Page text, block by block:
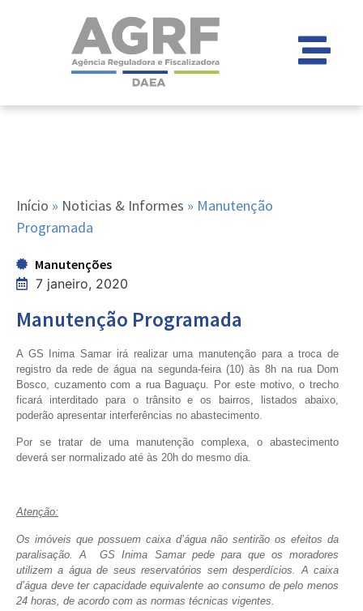
Início » Noticias & Informes » Manutenção
Programada
Manutenções
7 janeiro, 2020
Manutenção Programada
A GS Inima Samar irá realizar uma manutenção para a troca de
registro da rede de água na segunda-feira (10) às 8h na rua Dom
Bosco, cuzamento com a rua Baguaçu. Por este motivo, o trecho
ficará interditado para o trânsito e os bairros, listados abaixo,
poderão apresentar interferências no abastecimento.
Por se tratar de uma manutenção complexa, o abastecimento
deverá ser normalizado até às 20h do mesmo dia.
Atenção:
Os imóveis que possuem caixa d’água não sentirão os efeitos da
paralisação. A GS Inima Samar pede para que os moradores
utilizem a água de seus reservatórios sem desperdícios. A caixa
d’água deve ter capacidade equivalente ao consumo de pelo menos
24 horas, de acordo com as normas técnicas vigentes.